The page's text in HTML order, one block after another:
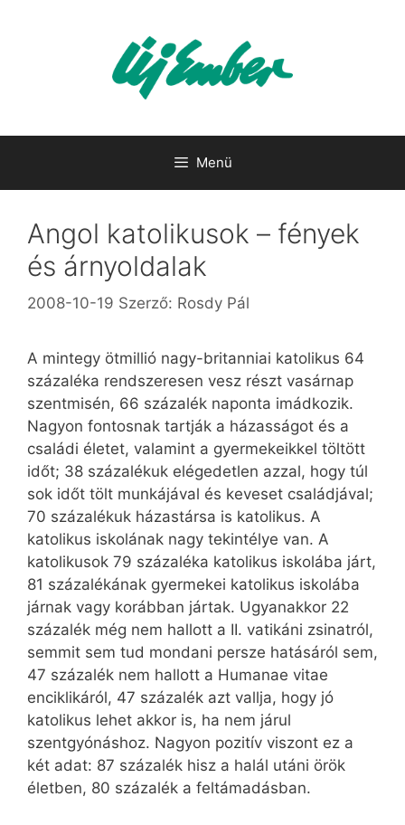
Menü
Angol katolikusok – fények
és árnyoldalak
2008-10-19 Szerző: Rosdy Pál
A mintegy ötmillió nagy-britanniai katolikus 64
százaléka rendszeresen vesz részt vasárnap
szentmisén, 66 százalék naponta imádkozik.
Nagyon fontosnak tartják a házasságot és a
családi életet, valamint a gyermekeikkel töltött
időt; 38 százalékuk elégedetlen azzal, hogy túl
sok időt tölt munkájával és keveset családjával;
70 százalékuk házastársa is katolikus. A
katolikus iskolának nagy tekintélye van. A
katolikusok 79 százaléka katolikus iskolába járt,
81 százalékának gyermekei katolikus iskolába
járnak vagy korábban jártak. Ugyanakkor 22
százalék még nem hallott a II. vatikáni zsinatról,
semmit sem tud mondani persze hatásáról sem,
47 százalék nem hallott a Humanae vitae
enciklikáról, 47 százalék azt vallja, hogy jó
katolikus lehet akkor is, ha nem járul
szentgyónáshoz. Nagyon pozitív viszont ez a
két adat: 87 százalék hisz a halál utáni örök
életben, 80 százalék a feltámadásban.